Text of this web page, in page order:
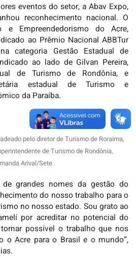
eventos do setor, a Abav Expo,
reconhecimento nacional. O
e Empreendedorismo do Acre,
ao Prêmio Nacional ABBTur
categoria Gestão Estadual de
ao lado de Gilvan Pereira,
de Turismo de Rondônia, e
estadual de Turismo e
da Paraíba.
pelo diretor de Turismo de Roraima,
de Turismo de Rondônia,
Arival/Sete
grandes nomes da gestão do
do nosso trabalho para o
no nosso estado. Sou grato ao
por acreditar no potencial do
possível o trabalho que nos
o Acre para o Brasil e o mundo”,